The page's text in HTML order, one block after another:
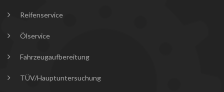
Reifenservice
Ölservice
Fahrzeugaufbereitung
TÜV/Hauptuntersuchung